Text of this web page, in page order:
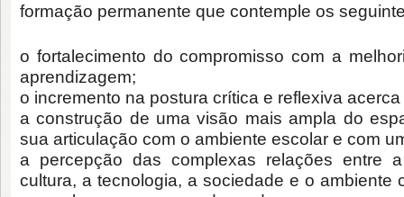
formação permanente que contemple os
o fortalecimento do compromisso com a
aprendizagem;
o incremento na postura crítica e reflexiva
a construção de uma visão mais ampla do
sua articulação com o ambiente escolar e com
a percepção das complexas relações entre
cultura, a tecnologia, a sociedade e o ambiente